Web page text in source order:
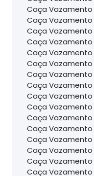
Caça Vazamento
Caça Vazamento
Caça Vazamento
Caça Vazamento
Caça Vazamento
Caça Vazamento
Caça Vazamento
Caça Vazamento
Caça Vazamento
Caça Vazamento
Caça Vazamento
Caça Vazamento
Caça Vazamento
Caça Vazamento
Caça Vazamento
Caça Vazamento